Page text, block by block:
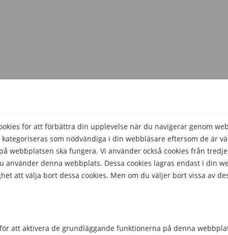
för att förbättra din upplevelse när du navigerar genom
kategoriseras som nödvändiga i din webbläsare eftersom de är
webbplatsen ska fungera. Vi använder också cookies från
använder denna webbplats. Dessa cookies lagras endast i din
att välja bort dessa cookies. Men om du väljer bort vissa av
att aktivera de grundläggande funktionerna på denna
Hjälpte den här informationen dig?